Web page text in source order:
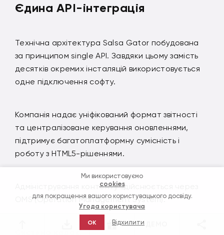
Єдина API-інтеграція
Технічна архітектура Salsa Gator побудована
за принципом single API. Завдяки цьому замість
десятків окремих інсталяцій використовується
одне підключення софту.
Компанія надає уніфікований формат звітності
та централізоване керування оновленнями,
підтримує багатоплатформну сумісність і
роботу з HTML5-рішеннями.
Адміністрування контенту здійснюється через
OMS (Operation Management System).
Система надає:
Ми використовуємо
cookies
для покращення вашого користувацького досвіду.
Угода користувача
OK Відхилити